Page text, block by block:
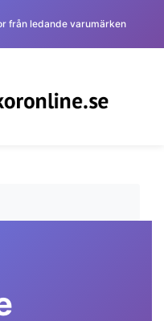
från ledande varumärken